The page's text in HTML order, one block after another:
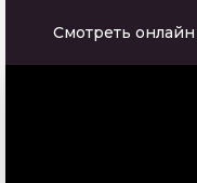
Смотреть онлайн